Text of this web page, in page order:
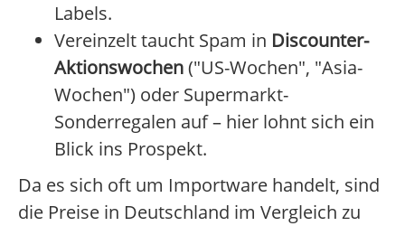
Labels.
Vereinzelt taucht Spam in Discounter-
Aktionswochen("US-Wochen", "Asia-
Wochen") oder Supermarkt-
Sonderregalen auf – hier lohnt sich ein
Blick ins Prospekt.
Da es sich oft um Importware handelt, sind
die Preise in Deutschland im Vergleich zu